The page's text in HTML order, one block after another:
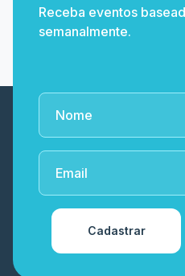
Receba eventos
semanalmente.
Cadastrar